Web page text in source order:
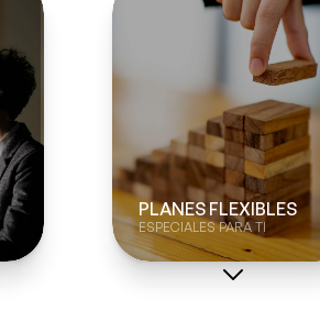
PLANES FLEXIBLES
ESPECIALES PARA TI